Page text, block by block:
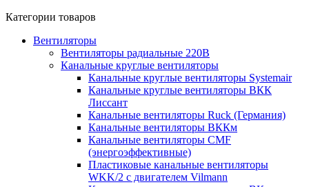
Категории товаров
Вентиляторы
Вентиляторы радиальные 220В
Канальные круглые вентиляторы
Канальные круглые вентиляторы Systemair
Канальные круглые вентиляторы ВКК
Лиссант
Канальные вентиляторы Ruck (Германия)
Канальные вентиляторы ВККм
Канальные вентиляторы CMF
(энергоэффективные)
Пластиковые канальные вентиляторы
WKK/2 с двигателем Vilmann